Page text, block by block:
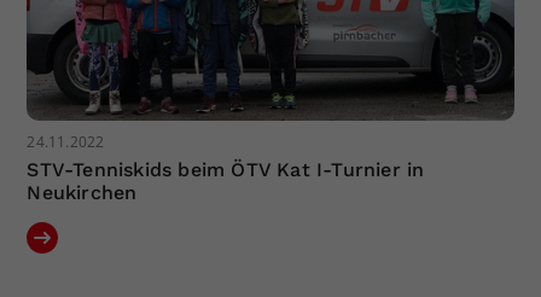
24.11.2022
STV-Tenniskids beim ÖTV Kat I-Turnier in
Neukirchen